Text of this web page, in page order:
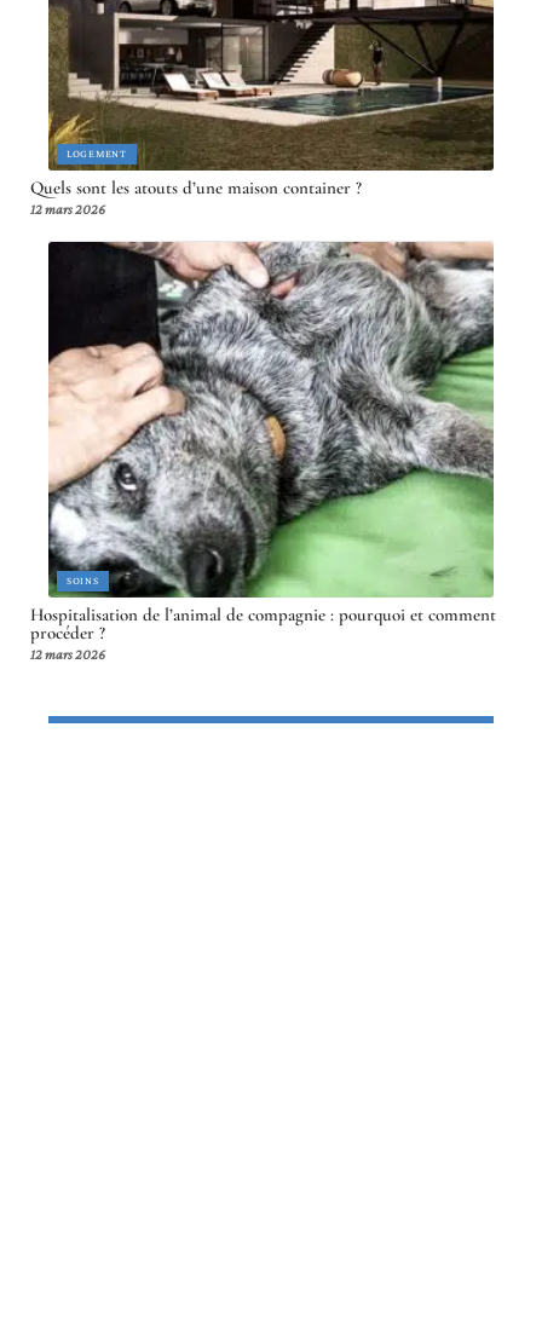
LOGEMENT
Quels sont les atouts d’une maison container ?
12 mars 2026
SOINS
Hospitalisation de l’animal de compagnie : pourquoi et comment
procéder ?
12 mars 2026